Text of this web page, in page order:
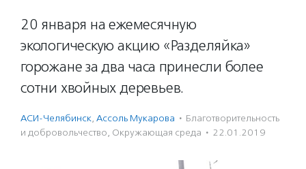
20 января на ежемесячную
экологическую акцию «Разделяйка»
горожане за два часа принесли более
сотни хвойных деревьев.
АСИ-Челябинск, Ассоль Мукарова · Благотвори­тель­ность
и доброволь­чест­во, Окружающая среда · 22.01.2019